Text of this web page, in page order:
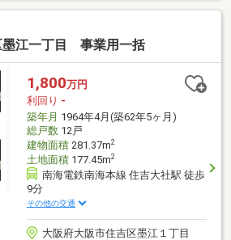
墨江一丁目 事業用一括
1,800万円
利回り -
築年月 1964年4月(築62年5ヶ月)
総戸数12戸
建物面積281.37m2
土地面積177.45m2
南海電鉄南海本線 住吉大社駅 徒歩
9分
その他の交通
大阪府大阪市住吉区墨江１丁目